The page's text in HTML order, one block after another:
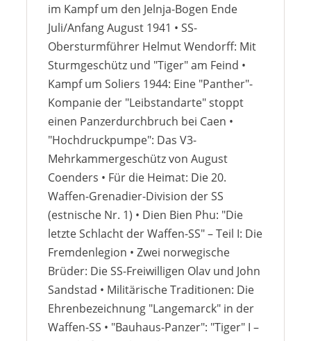
im Kampf um den Jelnja-Bogen Ende
Juli/Anfang August 1941 • SS-
Obersturmführer Helmut Wendorff: Mit
Sturmgeschütz und "Tiger" am Feind •
Kampf um Soliers 1944: Eine "Panther"-
Kompanie der "Leibstandarte" stoppt
einen Panzerdurchbruch bei Caen •
"Hochdruckpumpe": Das V3-
Mehrkammergeschütz von August
Coenders • Für die Heimat: Die 20.
Waffen-Grenadier-Division der SS
(estnische Nr. 1) • Dien Bien Phu: "Die
letzte Schlacht der Waffen-SS" – Teil I: Die
Fremdenlegion • Zwei norwegische
Brüder: Die SS-Freiwilligen Olav und John
Sandstad • Militärische Traditionen: Die
Ehrenbezeichnung "Langemarck" in der
Waffen-SS • "Bauhaus-Panzer": "Tiger" I –